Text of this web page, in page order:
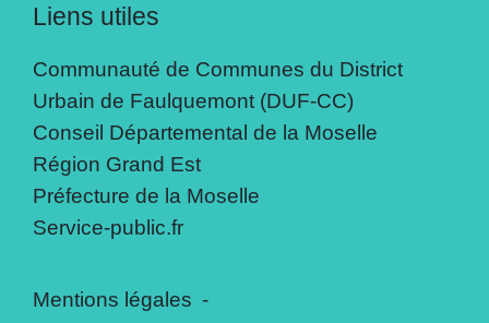
Liens utiles
Communauté de Communes du District
Urbain de Faulquemont (DUF-CC)
Conseil Départemental de la Moselle
Région Grand Est
Préfecture de la Moselle
Service-public.fr
Mentions légales -